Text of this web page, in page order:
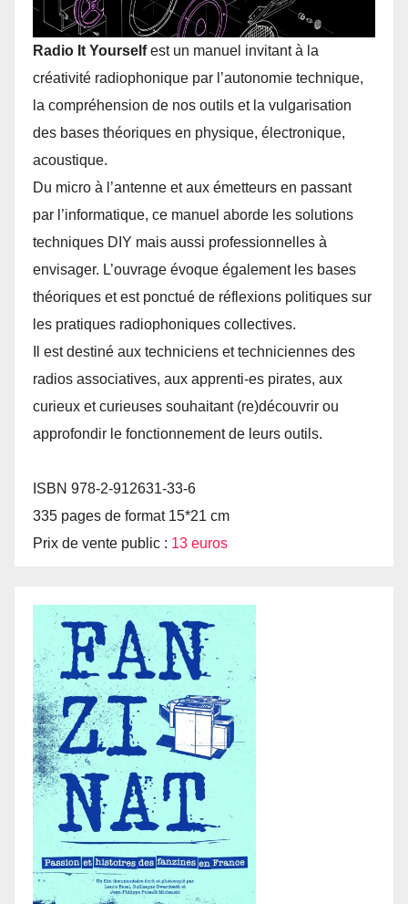
Radio It Yourselfest un manuel invitant à la
créativité radiophonique par l’autonomie technique,
la compréhension de nos outils et la vulgarisation
des bases théoriques en physique, électronique,
acoustique.
Du micro à l’antenne et aux émetteurs en passant
par l’informatique, ce manuel aborde les solutions
techniques DIY mais aussi professionnelles à
envisager. L’ouvrage évoque également les bases
théoriques et est ponctué de réflexions politiques sur
les pratiques radiophoniques collectives.
Il est destiné aux techniciens et techniciennes des
radios associatives, aux apprenti-es pirates, aux
curieux et curieuses souhaitant (re)découvrir ou
approfondir le fonctionnement de leurs outils.
ISBN 978-2-912631-33-6
335 pages de format 15*21 cm
Prix de vente public : 13 euros